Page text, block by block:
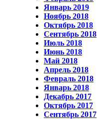
Январь 2019
Ноябрь 2018
Октябрь 2018
Сентябрь 2018
Июль 2018
Июнь 2018
Май 2018
Апрель 2018
Февраль 2018
Январь 2018
Декабрь 2017
Октябрь 2017
Сентябрь 2017